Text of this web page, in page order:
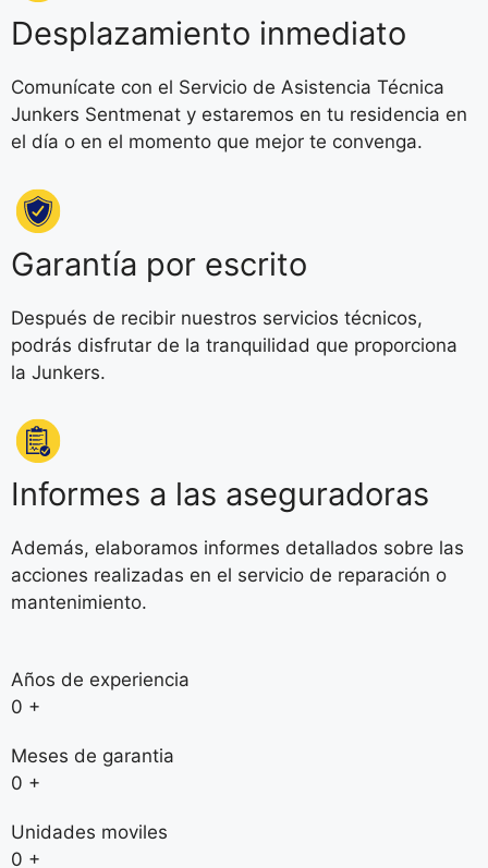
Desplazamiento inmediato
Comunícate con el Servicio de Asistencia Técnica
Junkers Sentmenat y estaremos en tu residencia en
el día o en el momento que mejor te convenga.
Garantía por escrito
Después de recibir nuestros servicios técnicos,
podrás disfrutar de la tranquilidad que proporciona
la Junkers.
Informes a las aseguradoras
Además, elaboramos informes detallados sobre las
acciones realizadas en el servicio de reparación o
mantenimiento.
Años de experiencia
0 +
Meses de garantia
0 +
Unidades moviles
0 +